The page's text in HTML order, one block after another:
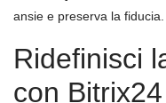
ansie e preserva la fiducia.
Ridefinisci
con Bitrix24